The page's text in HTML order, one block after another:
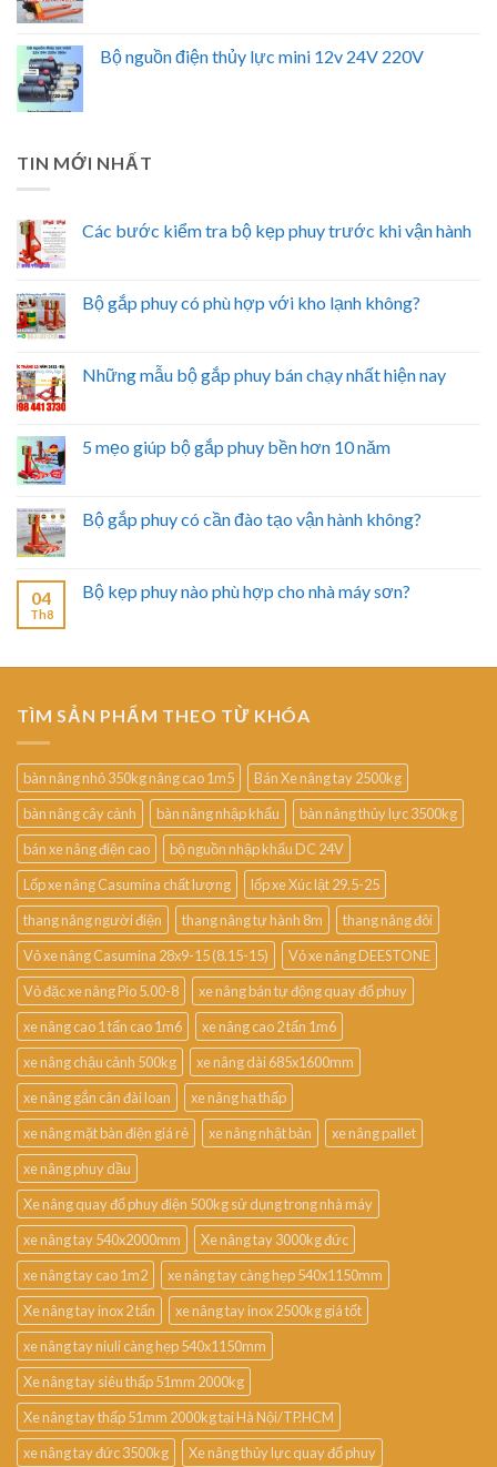
Bộ nguồn điện thủy lực mini 12v 24V 220V
TIN MỚI NHẤT
Các bước kiểm tra bộ kẹp phuy trước khi vận hành
Bộ gắp phuy có phù hợp với kho lạnh không?
Những mẫu bộ gắp phuy bán chạy nhất hiện nay
5 mẹo giúp bộ gắp phuy bền hơn 10 năm
Bộ gắp phuy có cần đào tạo vận hành không?
04
Th8
Bộ kẹp phuy nào phù hợp cho nhà máy sơn?
TÌM SẢN PHẨM THEO TỪ KHÓA
bàn nâng nhỏ 350kg nâng cao 1m5
Bán Xe nâng tay 2500kg
bàn nâng cây cảnh
bàn nâng nhập khẩu
bàn nâng thủy lực 3500kg
bán xe nâng điện cao
bộ nguồn nhập khẩu DC 24V
Lốp xe nâng Casumina chất lượng
lốp xe Xúc lật 29.5-25
thang nâng người điện
thang nâng tự hành 8m
thang nâng đôi
Vỏ xe nâng Casumina 28x9-15 (8.15-15)
Vỏ xe nâng DEESTONE
Vỏ đặc xe nâng Pio 5.00-8
xe nâng bán tự động quay đổ phuy
xe nâng cao 1 tấn cao 1m6
xe nâng cao 2 tấn 1m6
xe nâng chậu cảnh 500kg
xe nâng dài 685x1600mm
xe nâng gắn cân đài loan
xe nâng hạ thấp
xe nâng mặt bàn điện giá rẻ
xe nâng nhật bản
xe nâng pallet
xe nâng phuy dầu
Xe nâng quay đổ phuy điện 500kg sử dụng trong nhà máy
xe nâng tay 540x2000mm
Xe nâng tay 3000kg đức
xe nâng tay cao 1m2
xe nâng tay càng hẹp 540x1150mm
Xe nâng tay inox 2 tấn
xe nâng tay inox 2500kg giá tốt
xe nâng tay niuli càng hẹp 540x1150mm
Xe nâng tay siêu thấp 51mm 2000kg
Xe nâng tay thấp 51mm 2000kg tại Hà Nội/TP.HCM
xe nâng tay đức 3500kg
Xe nâng thủy lực quay đổ phuy